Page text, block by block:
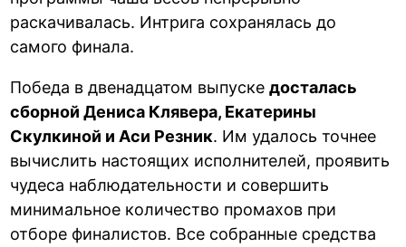
раскачивалась. Интрига сохранялась до
самого финала.
Победа в двенадцатом выпускедосталась
сборной Дениса Клявера, Екатерины
Скулкиной и Аси Резник. Им удалось точнее
вычислить настоящих исполнителей, проявить
чудеса наблюдательности и совершить
минимальное количество промахов при
отборе финалистов. Все собранные средства